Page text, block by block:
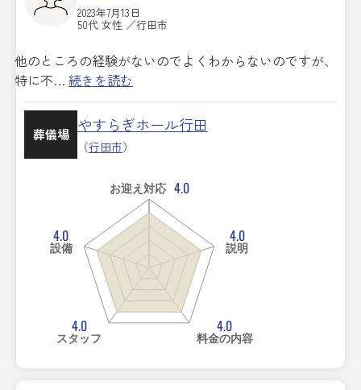
2023年7月13日
50代 女性 ／行田市
他のところの経験がないのでよくわからないのですが、
特に不… 続きを読む
葬儀場 やすらぎホール行田
（行田市）
お迎え対応 4.0
4.0
説明
4.0
料金の内容
4.0
スタッフ
4.0
設備